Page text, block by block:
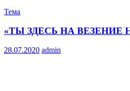
Тема
«ТЫ ЗДЕСЬ НА ВЕЗЕНИЕ
28.07.2020 admin